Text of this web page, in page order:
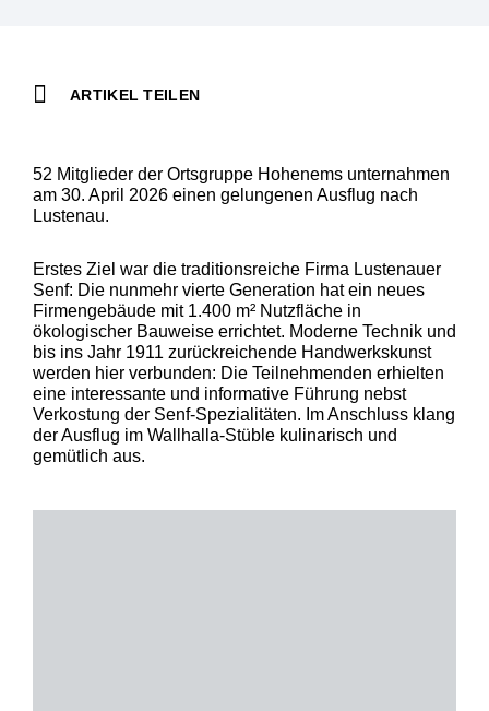
ARTIKEL TEILEN
52 Mitglieder der Ortsgruppe Hohenems unternahmen
am 30. April 2026 einen gelungenen Ausflug nach
Lustenau.
Erstes Ziel war die traditionsreiche Firma Lustenauer
Senf: Die nunmehr vierte Generation hat ein neues
Firmengebäude mit 1.400 m² Nutzfläche in
ökologischer Bauweise errichtet. Moderne Technik und
bis ins Jahr 1911 zurückreichende Handwerkskunst
werden hier verbunden: Die Teilnehmenden erhielten
eine interessante und informative Führung nebst
Verkostung der Senf-Spezialitäten. Im Anschluss klang
der Ausflug im Wallhalla-Stüble kulinarisch und
gemütlich aus.